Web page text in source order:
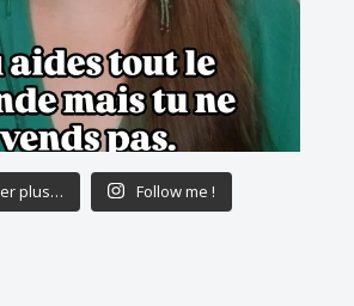
plus… Follow me !